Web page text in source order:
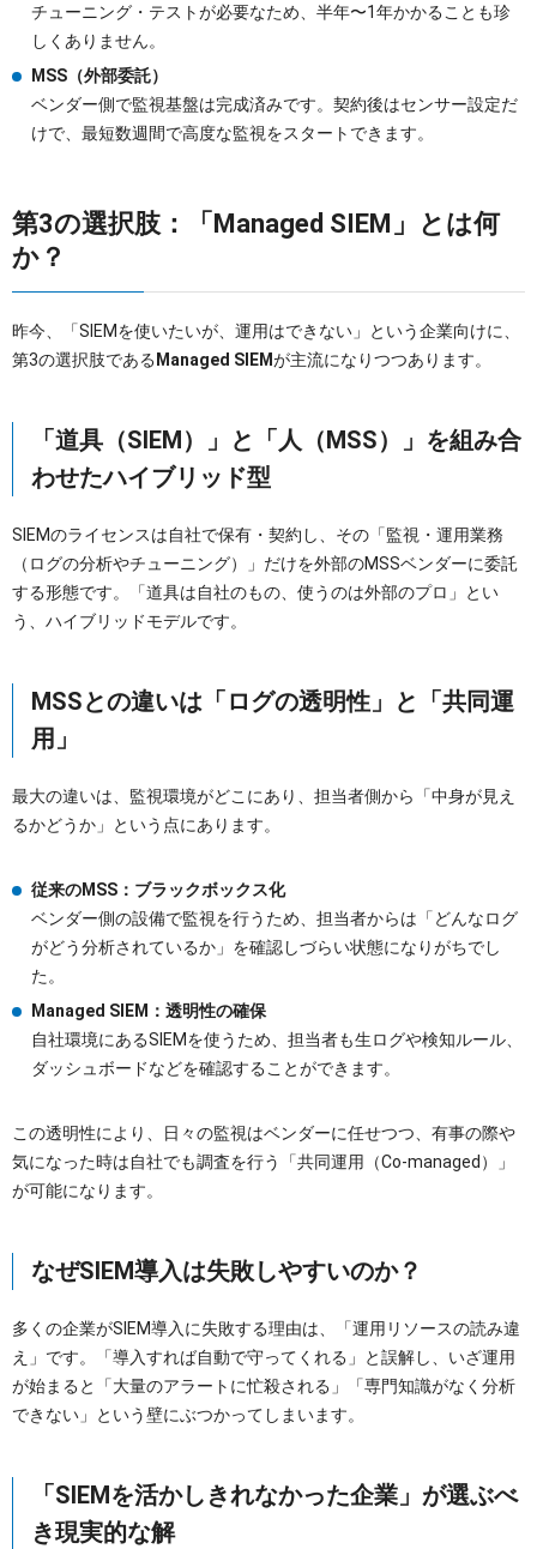
チューニング・テストが必要なため、半年〜1年かかることも珍
しくありません。
MSS（外部委託）
ベンダー側で監視基盤は完成済みです。契約後はセンサー設定だ
けで、最短数週間で高度な監視をスタートできます。
第3の選択肢：「Managed SIEM」とは何
か？
昨今、「SIEMを使いたいが、運用はできない」という企業向けに、
第3の選択肢である Managed SIEMが主流になりつつあります。
「道具（SIEM）」と「人（MSS）」を組み合
わせたハイブリッド型
SIEMのライセンスは自社で保有・契約し、その「監視・運用業務
（ログの分析やチューニング）」だけを外部のMSSベンダーに委託
する形態です。「道具は自社のもの、使うのは外部のプロ」とい
う、ハイブリッドモデルです。
MSSとの違いは「ログの透明性」と「共同運
用」
最大の違いは、監視環境がどこにあり、担当者側から「中身が見え
るかどうか」という点にあります。
従来のMSS：ブラックボックス化
ベンダー側の設備で監視を行うため、担当者からは「どんなログ
がどう分析されているか」を確認しづらい状態になりがちでし
た。
Managed SIEM：透明性の確保
自社環境にあるSIEMを使うため、担当者も生ログや検知ルール、
ダッシュボードなどを確認することができます。
この透明性により、日々の監視はベンダーに任せつつ、有事の際や
気になった時は自社でも調査を行う「共同運用（Co-managed）」
が可能になります。
なぜSIEM導入は失敗しやすいのか？
多くの企業がSIEM導入に失敗する理由は、「運用リソースの読み違
え」です。「導入すれば自動で守ってくれる」と誤解し、いざ運用
が始まると「大量のアラートに忙殺される」「専門知識がなく分析
できない」という壁にぶつかってしまいます。
「SIEMを活かしきれなかった企業」が選ぶべ
き現実的な解